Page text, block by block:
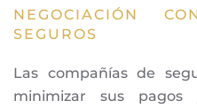
NEGOCIACIÓN
SEGUROS
Las compañías de
minimizar sus